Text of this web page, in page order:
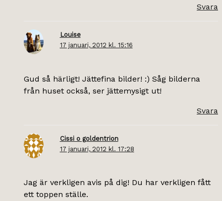
Svara
Louise
17 januari, 2012 kl. 15:16
Gud så härligt! Jättefina bilder! :) Såg bilderna
från huset också, ser jättemysigt ut!
Svara
Cissi o goldentrion
17 januari, 2012 kl. 17:28
Jag är verkligen avis på dig! Du har verkligen fått
ett toppen ställe.